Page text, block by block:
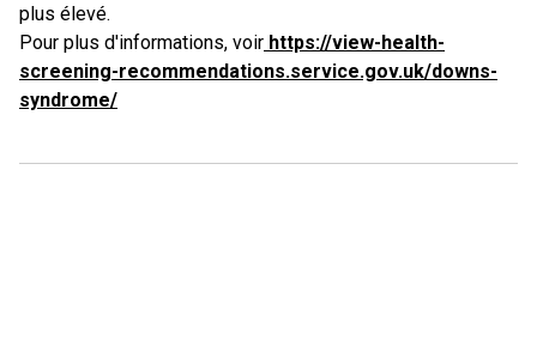
plus élevé.
Pour plus d'informations, voir https://view-health-
screening-recommendations.service.gov.uk/downs-
syndrome/